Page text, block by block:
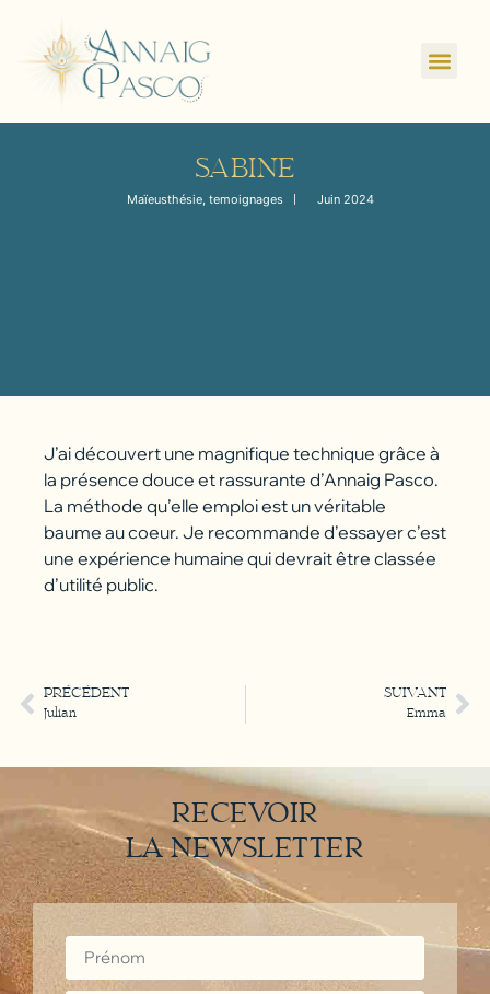
SABINE
Maïeusthésie temoignages Juin 2024
J’ai découvert une magnifique technique grâce à
la présence douce et rassurante d’Annaig Pasco.
La méthode qu’elle emploi est un véritable
baume au coeur. Je recommande d’essayer c’est
une expérience humaine qui devrait être classée
d’utilité public.
PRÉCÉDENT
Julian
SUIVANT
Emma
RECEVOIR
LA NEWSLETTER